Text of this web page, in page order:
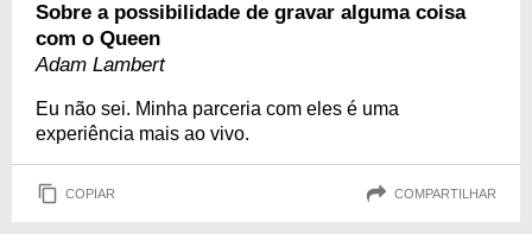
Sobre a possibilidade de gravar alguma coisa
com o Queen
Adam Lambert
Eu não sei. Minha parceria com eles é uma
experiência mais ao vivo.
COPIAR COMPARTILHAR